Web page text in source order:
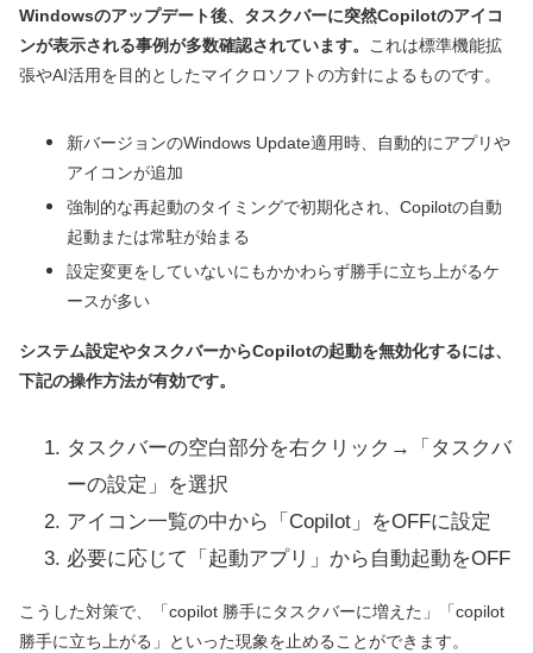
Windowsのアップデート後、タスクバーに突然Copilotのアイコ
ンが表示される事例が多数確認されています。
これは標準機能拡
張やAI活用を目的としたマイクロソフトの方針によるものです。
新バージョンのWindows Update適用時、自動的にアプリや
アイコンが追加
強制的な再起動のタイミングで初期化され、Copilotの自動
起動または常駐が始まる
設定変更をしていないにもかかわらず勝手に立ち上がるケ
ースが多い
システム設定やタスクバーからCopilotの起動を無効化するには、
下記の操作方法が有効です。
タスクバーの空白部分を右クリック→「タスクバ
ーの設定」を選択
アイコン一覧の中から「Copilot」をOFFに設定
必要に応じて「起動アプリ」から自動起動をOFF
こうした対策で、「copilot 勝手にタスクバーに増えた」「copilot
勝手に立ち上がる」といった現象を止めることができます。